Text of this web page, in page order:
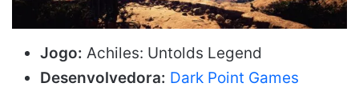
Jogo: Achiles: Untolds Legend
Desenvolvedora: Dark Point Games